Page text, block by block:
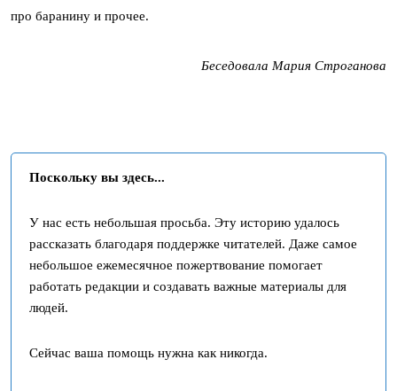
про баранину и прочее.
Беседовала Мария Строганова
Поскольку вы здесь...
У нас есть небольшая просьба. Эту историю удалось
рассказать благодаря поддержке читателей. Даже самое
небольшое ежемесячное пожертвование помогает
работать редакции и создавать важные материалы для
людей.
Сейчас ваша помощь нужна как никогда.